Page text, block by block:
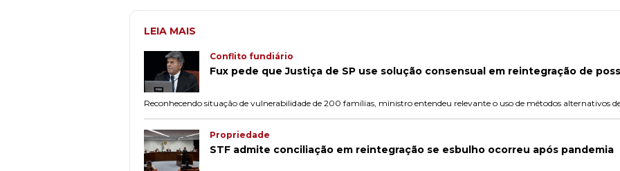
LEIA MAIS
Conflito fundiário
Fux pede que Justiça de SP use solução consensual em reintegração de
Reconhecendo situação de vulnerabilidade de 200 famílias, ministro entendeu relevante o uso de métodos alternativos
Propriedade
STF admite conciliação em reintegração se esbulho ocorreu após pandemia